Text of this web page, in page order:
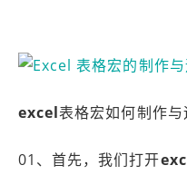
excel表格宏如何制作与
01、首先，我们打开